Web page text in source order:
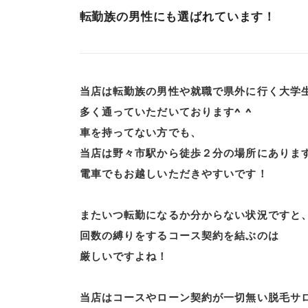
転勤族の男性にも選ばれています！
当店は転勤族の男性や就職で県外に行く大学
多く通っていただいております^ ^
車を持ってない方でも、
当店は野々市駅から徒歩２分の場所にありま
電車でもお越しいただきやすいです！
またいつ転勤になるか分からない状況ですと、
回数の縛りをするコース契約を結ぶのは
厳しいですよね！
当店はコースやローン契約が一切無い脱毛サ